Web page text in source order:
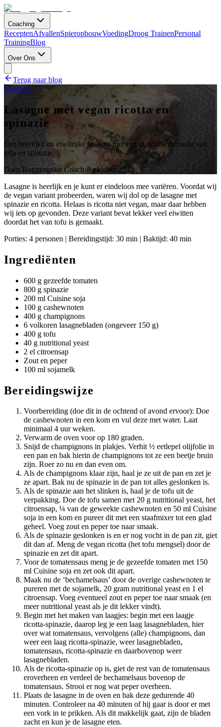
Coaching
ReceptenAfvallenSpieropbouwVoedingDroog TrainenPersonal
TrainingBlog
Over Ons
Terug naar blog
Voeding
Lasagne met vegan ricotta en
spinazie
Een heerlijke en eiwitrijke lasagne met vegan ricotta gemaakt van
tofu en spinazie.
Door Ruggengraat Coach·8 oktober 2019
Lasagne is heerlijk en je kunt er eindeloos mee variëren. Voordat wij
de vegan variant probeerden, waren wij dol op de lasagne met
spinazie en ricotta. Helaas is ricotta niet vegan, maar daar hebben
wij iets op gevonden. Deze variant bevat lekker veel eiwitten
doordat het van tofu is gemaakt.
Porties: 4 personen | Bereidingstijd: 30 min | Baktijd: 40 min
Ingrediënten
600 g gezeefde tomaten
800 g spinazie
200 ml Cuisine soja
100 g cashewnoten
400 g champignons
6 volkoren lasagnebladen (ongeveer 150 g)
400 g tofu
40 g nutritional yeast
2 el citroensap
Zout en peper
100 ml sojamelk
Bereidingswijze
Voorbereiding (doe dit in de ochtend of avond ervoor): Doe
de cashewnoten in een kom en vul deze met water. Laat
minimaal 4 uur weken.
Verwarm de oven voor op 180 graden.
Snijd de champignons in plakjes. Verhit ½ eetlepel olijfolie in
een pan en bak hierin de champignons tot ze een beetje bruin
zijn. Roer zo nu en dan even om.
Als de champignons klaar zijn, haal je ze uit de pan en zet je
ze apart. Bak nu de spinazie in de pan tot alles geslonken is.
Als de spinazie aan het slinken is, haal je de tofu uit de
verpakking. Doe de tofu samen met 20 g nutritional yeast, het
citroensap, ¼ van de geweekte cashewnoten en 50 ml Cuisine
soja in een kom en pureer dit met een staafmixer tot een glad
geheel. Voeg zout en peper toe naar smaak.
Als de spinazie geslonken is en er nog vocht in de pan zit, giet
dit dan af. Meng de vegan ricotta (het tofu mengsel) door de
spinazie en zet dit apart.
Voor de tomatensaus meng je de gezeefde tomaten met 150
ml Cuisine soja en zet ook dit apart.
Maak nu de ‘bechamelsaus’ door de overige cashewnoten te
pureren met de sojamelk, 20 gram nutritional yeast en 1 el
citroensap. Voeg eventueel zout en peper toe naar smaak (en
meer nutritional yeast als je dit lekker vindt).
Begin met het maken van laagjes: begin met een laagje
ricotta-spinazie, daarop leg je een laag lasagnebladen, hier
over wat tomatensaus, vervolgens (alle) champignons, dan
weer een laag ricotta-spinazie, weer lasagnebladen,
tomatensaus, ricotta-spinazie en daarbovenop weer
lasagnebladen.
Als de ricotta-spinazie op is, giet de rest van de tomatensaus
eroverheen en verdeel de bechamelsaus bovenop de
tomatensaus. Strooi er nog wat peper overheen.
Plaats de lasagne in de oven en bak deze gedurende 40
minuten. Controleer na 40 minuten of hij gaar is door er met
een vork in te prikken. Als dit makkelijk gaat, zijn de bladen
zacht en kun je de lasagne eten.